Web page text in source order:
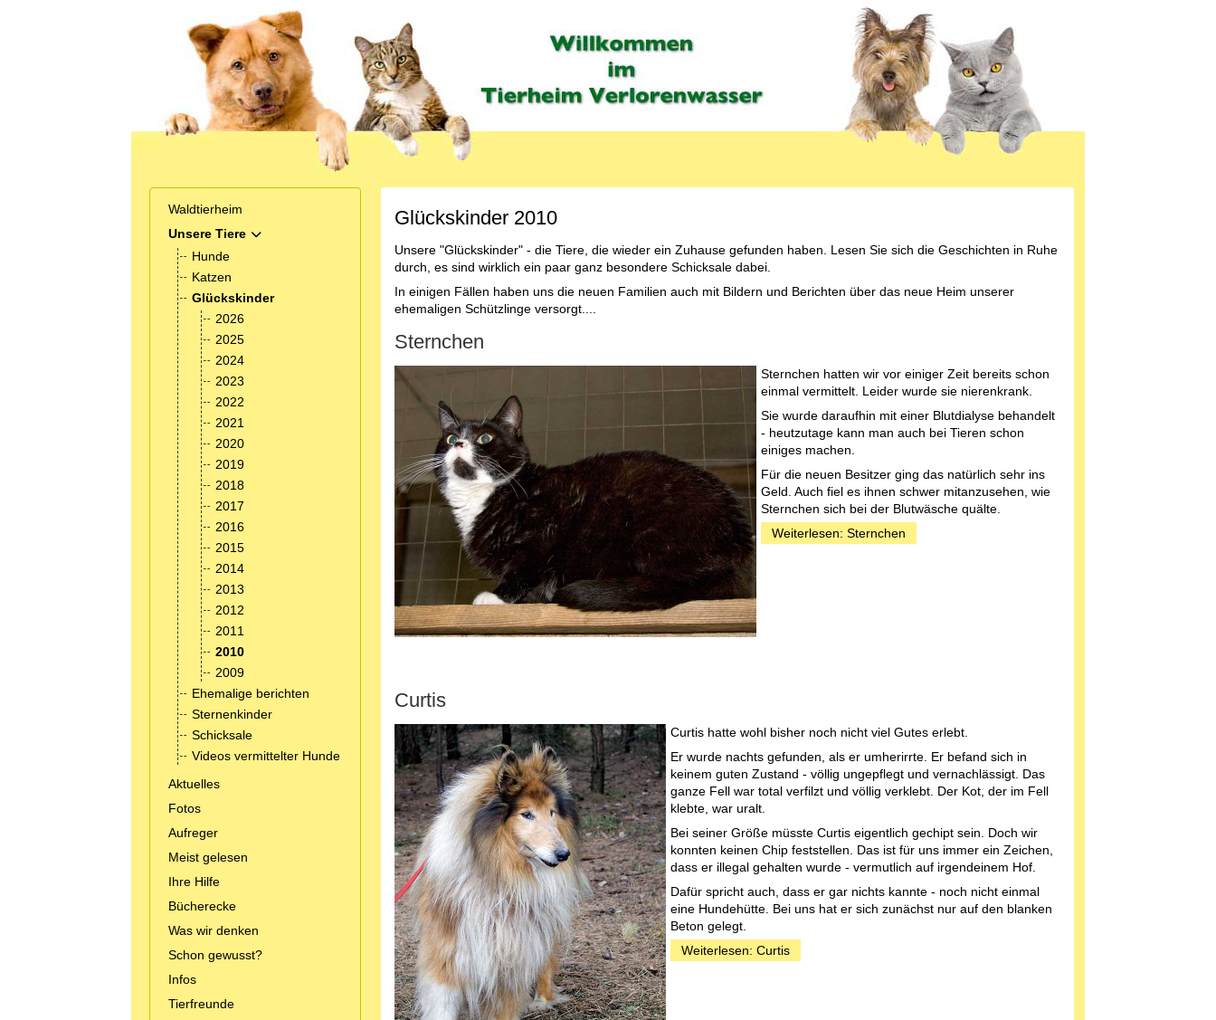
Waldtierheim
Unsere Tiere
MOD_MENU_TOGGLE_SUBMENU_LABEL
Hunde
Katzen
Glückskinder
2026
2025
2024
2023
2022
2021
2020
2019
2018
2017
2016
2015
2014
2013
2012
2011
2010
2009
Ehemalige berichten
Sternenkinder
Schicksale
Videos vermittelter Hunde
Aktuelles
Fotos
Aufreger
Meist gelesen
Ihre Hilfe
Bücherecke
Was wir denken
Schon gewusst?
Infos
Tierfreunde
Glückskinder 2010
Unsere "Glückskinder" - die Tiere, die wieder ein Zuhause gefunden haben. Lesen Sie sich die Geschichten in Ruhe
durch, es sind wirklich ein paar ganz besondere Schicksale dabei.
In einigen Fällen haben uns die neuen Familien auch mit Bildern und Berichten über das neue Heim unserer
ehemaligen Schützlinge versorgt....
Sternchen
Sternchen hatten wir vor einiger Zeit bereits schon
einmal vermittelt. Leider wurde sie nierenkrank.
Sie wurde daraufhin mit einer Blutdialyse behandelt
- heutzutage kann man auch bei Tieren schon
einiges machen.
Für die neuen Besitzer ging das natürlich sehr ins
Geld. Auch fiel es ihnen schwer mitanzusehen, wie
Sternchen sich bei der Blutwäsche quälte.
Weiterlesen: Sternchen
Curtis
Curtis hatte wohl bisher noch nicht viel Gutes erlebt.
Er wurde nachts gefunden, als er umherirrte. Er befand sich in
keinem guten Zustand - völlig ungepflegt und vernachlässigt. Das
ganze Fell war total verfilzt und völlig verklebt. Der Kot, der im Fell
klebte, war uralt.
Bei seiner Größe müsste Curtis eigentlich gechipt sein. Doch wir
konnten keinen Chip feststellen. Das ist für uns immer ein Zeichen,
dass er illegal gehalten wurde - vermutlich auf irgendeinem Hof.
Dafür spricht auch, dass er gar nichts kannte - noch nicht einmal
eine Hundehütte. Bei uns hat er sich zunächst nur auf den blanken
Beton gelegt.
Weiterlesen: Curtis